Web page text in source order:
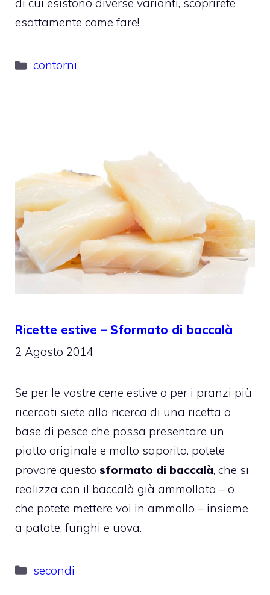
di cui esistono diverse varianti, scoprirete
esattamente come fare!
Categorie
contorni
Ricette estive – Sformato di baccalà
2 Agosto 2014
Se per le vostre cene estive o per i pranzi più
ricercati siete alla ricerca di una ricetta a
base di pesce che possa presentare un
piatto originale e molto saporito. potete
provare questo sformato di baccalà, che si
realizza con il baccalà già ammollato – o
che potete mettere voi in ammollo – insieme
a patate, funghi e uova.
Categorie
secondi